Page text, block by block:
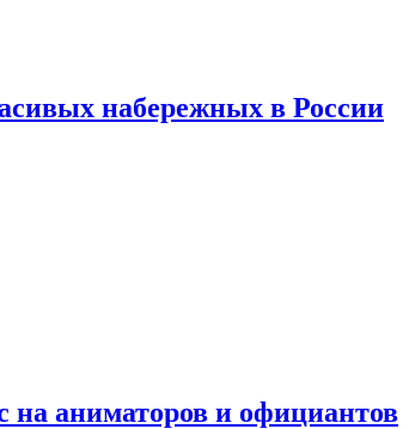
набережных в России
на аниматоров и официантов